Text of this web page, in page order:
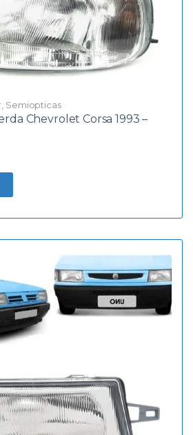
Semiopticas
Chevrolet Corsa 1993 –